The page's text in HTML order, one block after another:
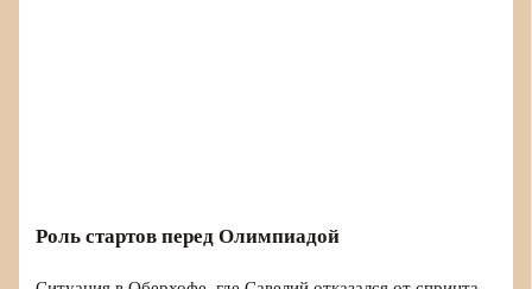
Роль стартов перед Олимпиадой